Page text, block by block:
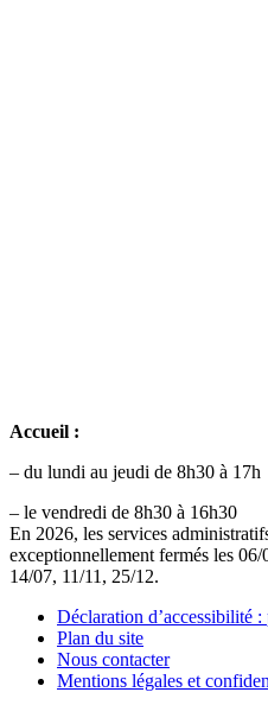
Accueil :
– du lundi au jeudi de 8h30 à 17h
– le vendredi de 8h30 à 16h30
En 2026, les services
exceptionnellement fermés les
14/07, 11/11, 25/12.
Déclaration d’accessibilité
Plan du site
Nous contacter
Mentions légales et